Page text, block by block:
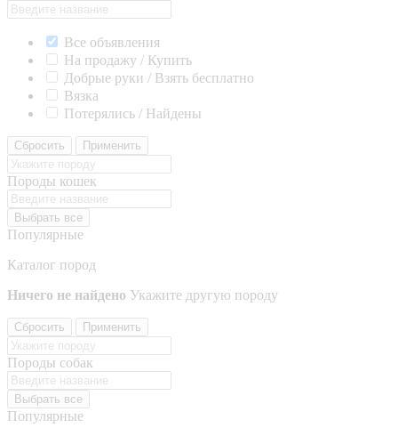
Все объявления
На продажу / Купить
Добрые руки / Взять бесплатно
Вязка
Потерялись / Найдены
Сбросить Применить
Породы кошек
Выбрать все
Популярные
Каталог пород
Ничего не найдено Укажите другую породу
Сбросить Применить
Породы собак
Выбрать все
Популярные